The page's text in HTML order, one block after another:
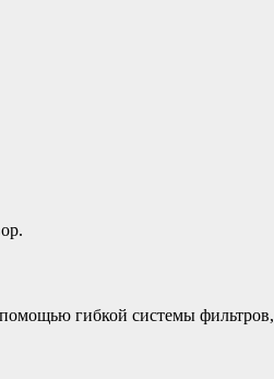
гибкой системы фильтров,